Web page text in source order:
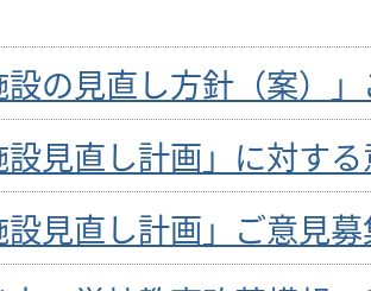
設の見直し方針（案）
設見直し計画」に対す
設見直し計画」ご意見